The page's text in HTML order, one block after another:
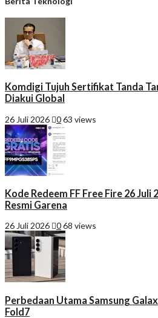
Komdigi Tujuh Sertifikat Tanda
Diakui Global
26 Juli 2026 063 views
Kode Redeem FF Free Fire 26 Juli
Resmi Garena
26 Juli 2026 068 views
Perbedaan Utama Samsung
Fold7